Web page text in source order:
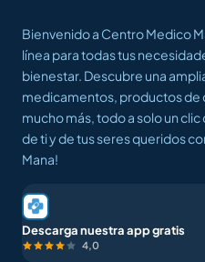
Bienvenido a Centro Medico
línea para todas tus
bienestar. Descubre una
medicamentos, productos de
mucho más, todo a solo un clic
de ti y de tus seres queridos
Mana!
Descarga nuestra app gratis
4,0